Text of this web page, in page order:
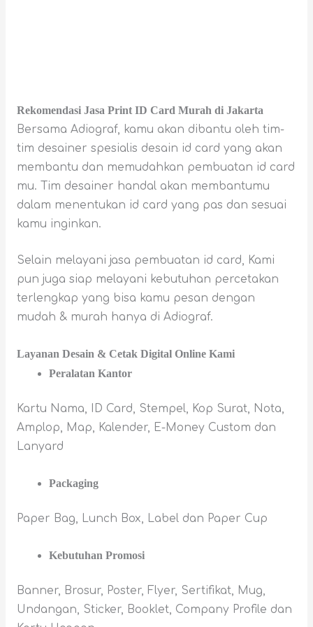
Rekomendasi Jasa Print ID Card Murah di Jakarta
Bersama Adiograf, kamu akan dibantu oleh tim-
tim desainer spesialis desain id card yang akan
membantu dan memudahkan pembuatan id card
mu. Tim desainer handal akan membantumu
dalam menentukan id card yang pas dan sesuai
kamu inginkan.
Selain melayani jasa pembuatan id card, Kami
pun juga siap melayani kebutuhan percetakan
terlengkap yang bisa kamu pesan dengan
mudah & murah hanya di Adiograf.
Layanan Desain & Cetak Digital Online Kami
Peralatan Kantor
Kartu Nama, ID Card, Stempel, Kop Surat, Nota,
Amplop, Map, Kalender, E-Money Custom dan
Lanyard
Packaging
Paper Bag, Lunch Box, Label dan Paper Cup
Kebutuhan Promosi
Banner, Brosur, Poster, Flyer, Sertifikat, Mug,
Undangan, Sticker, Booklet, Company Profile dan